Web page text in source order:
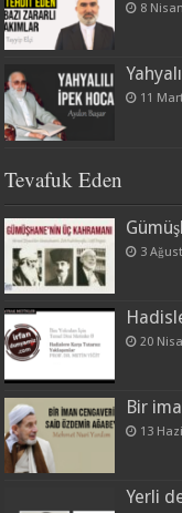
8
11
Tevafuk Eden
3
20
Bir
13
Yerli